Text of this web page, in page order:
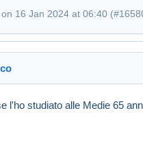
16 Jan 2024 at 06:40 (
l'ho studiato alle Medie 65